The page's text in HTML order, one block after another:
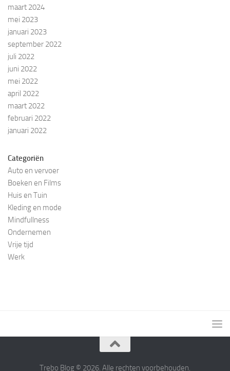
maart 2024
mei 2023
januari 2023
september 2022
juli 2022
juni 2022
mei 2022
april 2022
maart 2022
februari 2022
januari 2022
Categoriën
Auto en vervoer
Boeken en Films
Huis en Tuin
Kleding en mode
Mindfullness
Ondernemen
Vrije tijd
Werk
Trebo Blog © 2026. Alle rechten voorbehouden.